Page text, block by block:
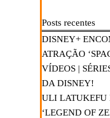
Posts recentes
DISNEY+
ATRAÇÃO
VÍDEOS |
DA DISNEY!
ULI LATUKEFU
‘LEGEND OF